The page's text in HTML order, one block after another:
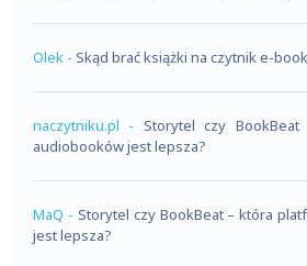
Olek - Skąd brać książki na czytnik e-
naczytniku.pl - Storytel czy
audiobooków jest lepsza?
MaQ - Storytel czy BookBeat – która
jest lepsza?